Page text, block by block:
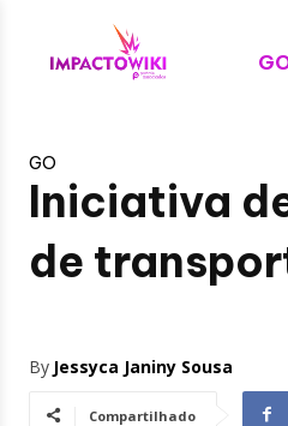
GO
Iniciativa
de
By Jessyca Janiny Sousa
Compartilhado